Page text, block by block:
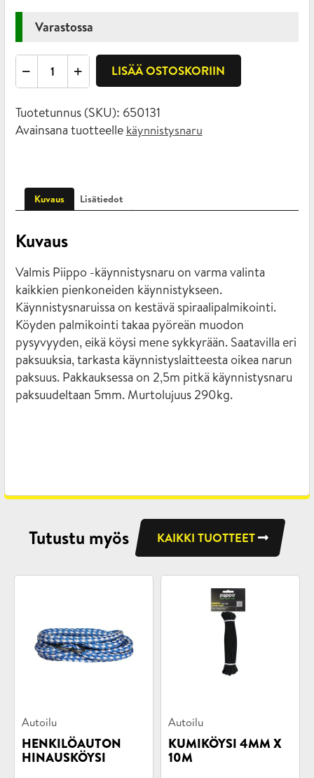
Varastossa
Käynnistysnaru
2,5m
määrä
LISÄÄ OSTOSKORIIN
Tuotetunnus (SKU): 650131
Avainsana tuotteelle käynnistysnaru
Kuvaus Lisätiedot
Kuvaus
Valmis Piippo -käynnistysnaru on varma valinta
kaikkien pienkoneiden käynnistykseen.
Käynnistysnaruissa on kestävä spiraalipalmikointi.
Köyden palmikointi takaa pyöreän muodon
pysyvyyden, eikä köysi mene sykkyrään. Saatavilla eri
paksuuksia, tarkasta käynnistyslaitteesta oikea narun
paksuus. Pakkauksessa on 2,5m pitkä käynnistysnaru
paksuudeltaan 5mm. Murtolujuus 290kg.
Tutustu myös KAIKKI TUOTTEET
Tuotekategoriat:
Autoilu
HENKILÖAUTON
HINAUSKÖYSI
Tuotekategoriat:
Autoilu
KUMIKÖYSI 4MM X
10M